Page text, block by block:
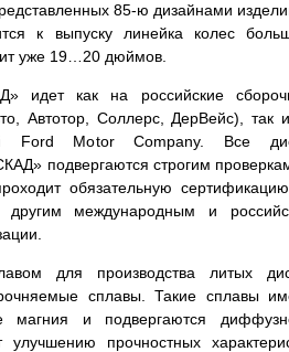
85-ю дизайнами
к выпуску линейка колес
уже 19…20 дюймов.
идет как на российские
Автотор, Соллерс, ДерВейс), так
Ford Motor Company. Все
подвергаются строгим
обязательную
другим международным и
для производства литых
сплавы. Такие сплавы
магния и подвергаются
улучшению прочностных